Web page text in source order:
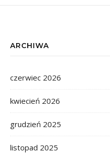
ARCHIWA
czerwiec 2026
kwiecień 2026
grudzień 2025
listopad 2025